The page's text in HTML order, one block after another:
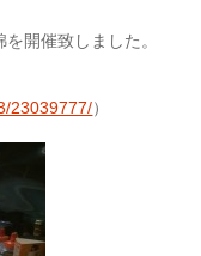
開催致しました。
23039777/）